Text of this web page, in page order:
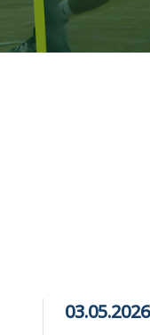
03.05.2026